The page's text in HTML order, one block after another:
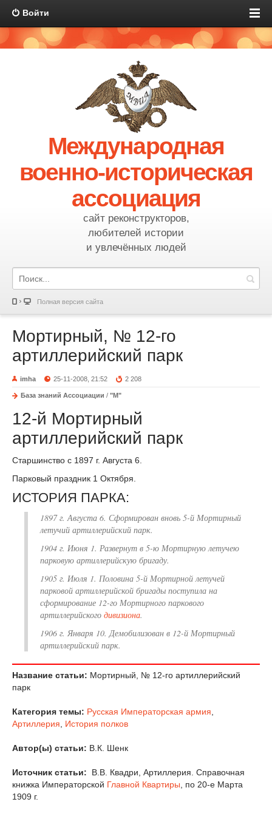
Войти
Международная
военно-историческая
ассоциация
сайт реконструкторов,
любителей истории
и увлечённых людей
Полная версия сайта
Мортирный, № 12-го
артиллерийский парк
imha 25-11-2008, 21:52 2 208
База знаний Ассоциации / "М"
12-й Мортирный
артиллерийский парк
Старшинство с 1897 г. Августа 6.
Парковый праздник 1 Октября.
ИСТОРИЯ ПАРКА:
1897 г. Августа 6. Сформирован вновь 5-й Мортирный
летучий артиллерийский парк.
1904 г. Июня 1. Развернут в 5-ю Мортирную летучею
парковую артиллерийскую бригаду.
1905 г. Июля 1. Половина 5-й Мортирной летучей
парковой артиллерийской бригады поступила на
сформирование 12-го Мортирного паркового
артиллерийского дивизиона.
1906 г. Января 10. Демобилизован в 12-й Мортирный
артиллерийский парк.
Название статьи: Мортирный, № 12-го артиллерийский
парк
Категория темы: Русская Императорская армия
Артиллерия
История полков
Автор(ы) статьи: В.К. Шенк
Источник статьи:
В.В. Квадри, Артиллерия. Справочная
книжка Императорской Главной Квартиры , по 20-е Марта
1909 г.